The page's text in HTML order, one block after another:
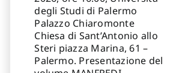
degli Studi di Palermo
Palazzo Chiaromonte
Chiesa di Sant’Antonio allo
Steri piazza Marina, 61 –
Palermo. Presentazione del